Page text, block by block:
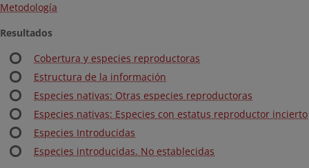
Metodología
Resultados
Cobertura y especies reproductoras
Estructura de la información
Especies nativas: Otras especies reproductoras
Especies nativas: Especies con estatus reproductor incierto
Especies Introducidas
Especies introducidas. No establecidas